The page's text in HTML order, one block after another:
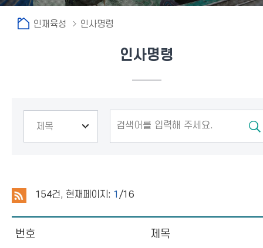
인재육성 인사명령
인사명령
154건, 현재페이지: 1 /16
번호 제목